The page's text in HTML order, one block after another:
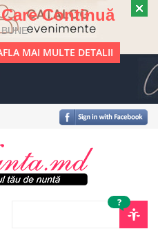
Continuă
MAI MULTE DETALII
?